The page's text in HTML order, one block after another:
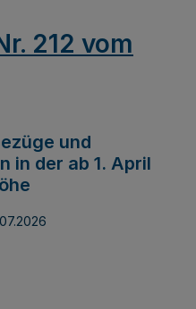
212 vom
und
in der ab 1. April